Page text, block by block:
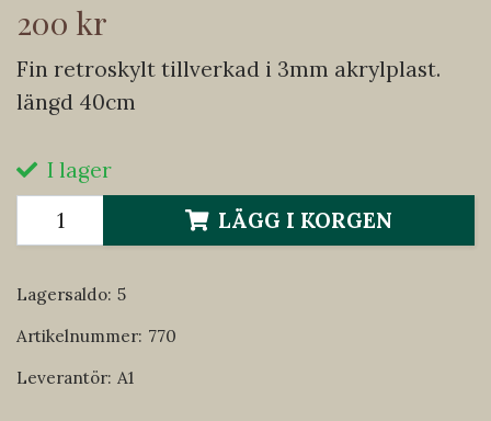
200 kr
Fin retroskylt tillverkad i 3mm akrylplast.
längd 40cm
I lager
LÄGG I KORGEN
Lagersaldo: 5
Artikelnummer: 770
Leverantör: A1